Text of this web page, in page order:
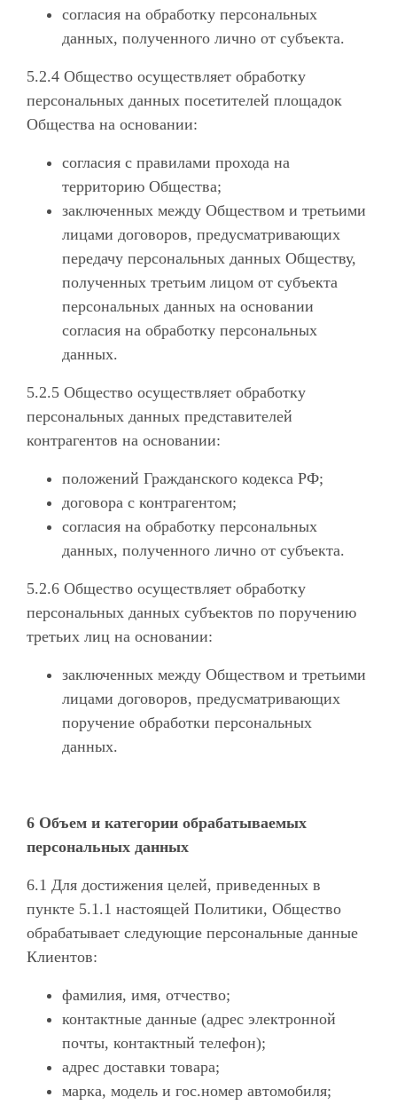
согласия на обработку персональных
данных, полученного лично от субъекта.
5.2.4 Общество осуществляет обработку
персональных данных посетителей площадок
Общества на основании:
согласия с правилами прохода на
территорию Общества;
заключенных между Обществом и третьими
лицами договоров, предусматривающих
передачу персональных данных Обществу,
полученных третьим лицом от субъекта
персональных данных на основании
согласия на обработку персональных
данных.
5.2.5 Общество осуществляет обработку
персональных данных представителей
контрагентов на основании:
положений Гражданского кодекса РФ;
договора с контрагентом;
согласия на обработку персональных
данных, полученного лично от субъекта.
5.2.6 Общество осуществляет обработку
персональных данных субъектов по поручению
третьих лиц на основании:
заключенных между Обществом и третьими
лицами договоров, предусматривающих
поручение обработки персональных
данных.
6 Объем и категории обрабатываемых
персональных данных
6.1 Для достижения целей, приведенных в
пункте 5.1.1 настоящей Политики, Общество
обрабатывает следующие персональные данные
Клиентов:
фамилия, имя, отчество;
контактные данные (адрес электронной
почты, контактный телефон);
адрес доставки товара;
марка, модель и гос.номер автомобиля;